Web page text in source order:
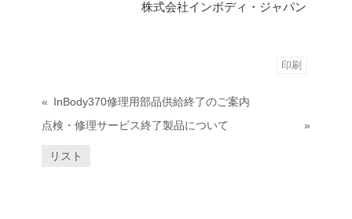
株式会社インボディ・ジャパン
印刷
« InBody370修理用部品供給終了のご案内
点検・修理サービス終了製品について
»
リスト